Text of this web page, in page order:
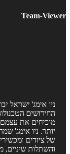
Team-
את עצמם שוב
ניו אימג' שמה
ציודים ומכשירים
שיניים, מכוני